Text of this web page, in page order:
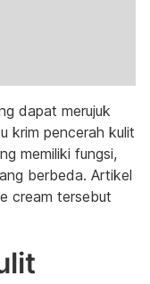
dapat merujuk
krim pencerah kulit
memiliki fungsi,
berbeda. Artikel
cream tersebut